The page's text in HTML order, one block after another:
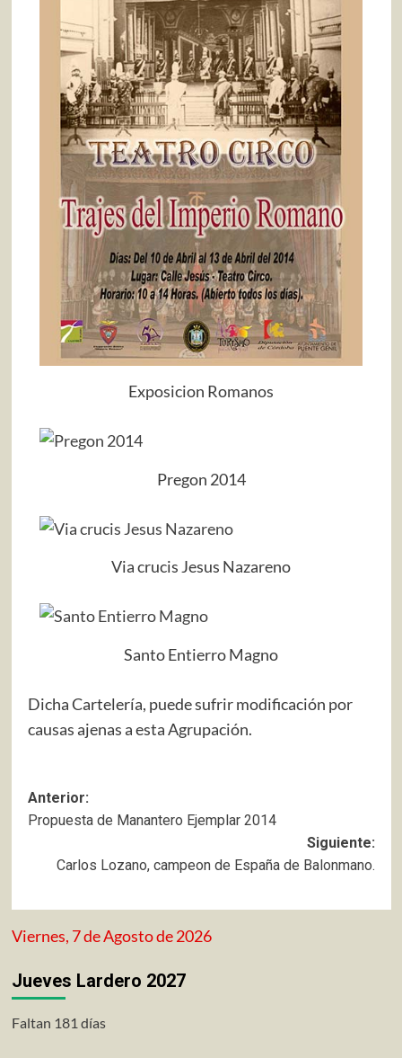
Exposicion Romanos
Pregon 2014
Via crucis Jesus Nazareno
Santo Entierro Magno
Dicha Cartelería, puede sufrir modificación por
causas ajenas a esta Agrupación.
Navegación
de
entradas
Anterior:
Propuesta de Manantero Ejemplar 2014
Siguiente:
Carlos Lozano, campeon de España de Balonmano.
Viernes, 7 de Agosto de 2026
Jueves Lardero 2027
Faltan 181 días